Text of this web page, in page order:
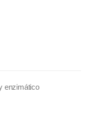
enzimático